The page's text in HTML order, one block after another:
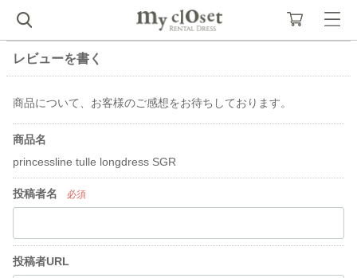
レビューを書く
商品について、お客様のご感想をお待ちしております。
商品名
princessline tulle longdress SGR
投稿者名 必須
投稿者URL